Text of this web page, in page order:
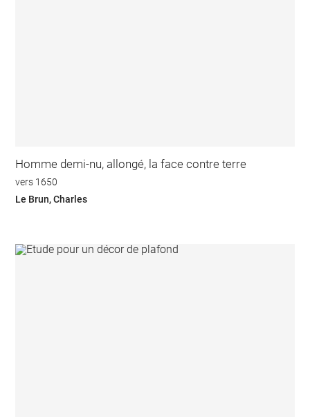
Homme demi-nu, allongé, la face contre terre
vers 1650
Le Brun, Charles